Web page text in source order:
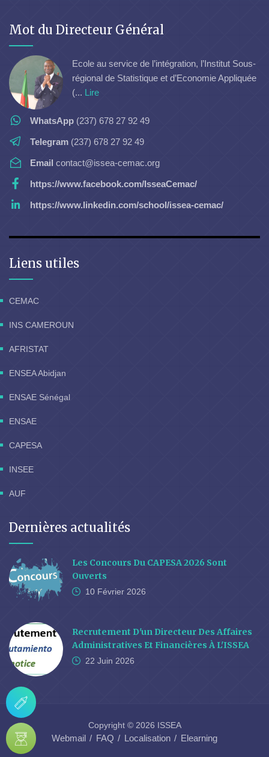
Mot du Directeur Général
Ecole au service de l’intégration, l’Institut Sous-
régional de Statistique et d’Economie Appliquée
(... Lire
WhatsApp (237) 678 27 92 49
Telegram (237) 678 27 92 49
Email contact@issea-cemac.org
https://www.facebook.com/IsseaCemac/
https://www.linkedin.com/school/issea-cemac/
Liens utiles
CEMAC
INS CAMEROUN
AFRISTAT
ENSEA Abidjan
ENSAE Sénégal
ENSAE
CAPESA
INSEE
AUF
Dernières actualités
Les Concours Du CAPESA 2026 Sont
Ouverts
10 Février 2026
Recrutement D'un Directeur Des Affaires
Administratives Et Financières À L'ISSEA
22 Juin 2026
Copyright © 2026 ISSEA
Webmail FAQ Localisation Elearning